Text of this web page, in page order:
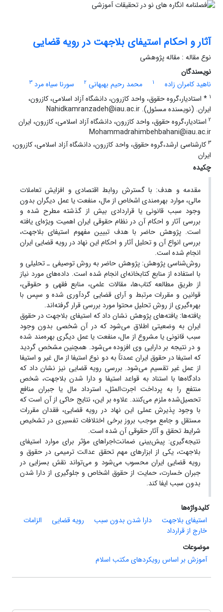
آثار و احکام استیفای بلاجهت در رویه قضایی
نوع مقاله : مقاله پژوهشی
نویسندگان
ناهید کامران زاده
1 محمد رحیم بهبهانی 2 سورنا سیاه مرد 3
1 * استادیار،گروه حقوق، واحد کازرون، دانشگاه آزاد اسلامی، کازرون،
ایران. (نویسنده مسئول). Nahidkamranzadeh@iau.ac.ir
2 استادیار،گروه حقوق، واحد کازرون، دانشگاه آزاد اسلامی، کازرون، ایران
Mohammadrahimbehbahani@iau.ac.ir
3 کارشناسی ارشد،گروه حقوق، واحد کازرون، دانشگاه آزاد اسلامی، کازرون،
ایران
چکیده
مقدمه و هدف: با گسترش روابط اقتصادی و افزایش تعاملات
مالی، موارد بهره‌مندی اشخاص از مال، منفعت یا عمل دیگران بدون
وجود سبب قانونی یا قراردادی بیش از گذشته مطرح شده و
بررسی آثار و احکام آن در نظام حقوقی ایران اهمیت ویژه‌ای یافته
است. پژوهش حاضر با هدف تبیین مفهوم استیفای بلاجهت،
بررسی انواع آن و تحلیل آثار و احکام این نهاد در رویه قضایی ایران
انجام شده است.
روش‌شناسی پژوهش: پژوهش حاضر به روش توصیفی ـ تحلیلی و
با استفاده از منابع کتابخانه‌ای انجام شده است. داده‌های مورد نیاز
از طریق مطالعه کتاب‌ها، مقالات علمی، منابع فقهی و حقوقی،
قوانین و مقررات مرتبط و آرای قضایی گردآوری شده و سپس با
بهره‌گیری از روش تحلیل محتوا مورد بررسی قرار گرفته‌اند.
یافته‌ها: یافته‌های پژوهش نشان داد که استیفای بلاجهت در حقوق
ایران به وضعیتی اطلاق می‌شود که در آن شخصی بدون وجود
سبب قانونی یا مشروع از مال، منفعت یا عمل دیگری بهره‌مند شده
و در نتیجه بر دارایی وی افزوده می‌شود. همچنین مشخص گردید
که استیفا در حقوق ایران عمدتاً به دو نوع استیفا از مال غیر و استیفا
از عمل غیر تقسیم می‌شود. بررسی رویه قضایی نیز نشان داد که
دادگاه‌ها با استناد به قواعد استیفا و دارا شدن بلاجهت، شخص
منتفع را به پرداخت اجرت‌المثل، استرداد مال یا جبران منافع
تحصیل‌شده ملزم می‌کنند. علاوه بر این، نتایج حاکی از آن است که
با وجود پذیرش عملی این نهاد در رویه قضایی، فقدان مقررات
مستقل و جامع موجب بروز برخی اختلافات تفسیری در تشخیص
شرایط تحقق و آثار حقوقی آن شده است.
نتیجه‌گیری: پیش‌بینی ضمانت‌اجراهای مؤثر برای موارد استیفای
بلاجهت، یکی از ابزارهای مهم تحقق عدالت ترمیمی در حقوق و
رویه قضایی ایران محسوب می‌شود و می‌تواند نقش بسزایی در
جبران خسارت، حمایت از حقوق اشخاص و جلوگیری از دارا شدن
بدون سبب ایفا کند.
کلیدواژه‌ها
استیفای بلاجهت
دارا شدن بدون سبب رویه قضایی
الزامات
خارج از قرارداد
موضوعات
آموزش بر اساس رویکردهای مکتب اسلام